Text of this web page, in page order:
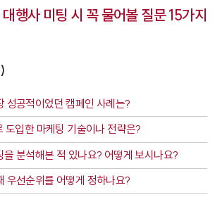
행사 미팅 시 꼭 물어볼 질문 15가지
성공적이었던 캠페인 사례는?
도입한 마케팅 기술이나 전략은?
을 분석해본 적 있나요? 어떻게 보시나요?
우선순위를 어떻게 정하나요?